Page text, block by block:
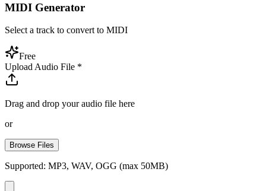
MIDI Generator
Select a track to convert to MIDI
Free
Upload Audio File *
Drag and drop your audio file here
or
Browse Files
Supported: MP3, WAV, OGG (max 50MB)